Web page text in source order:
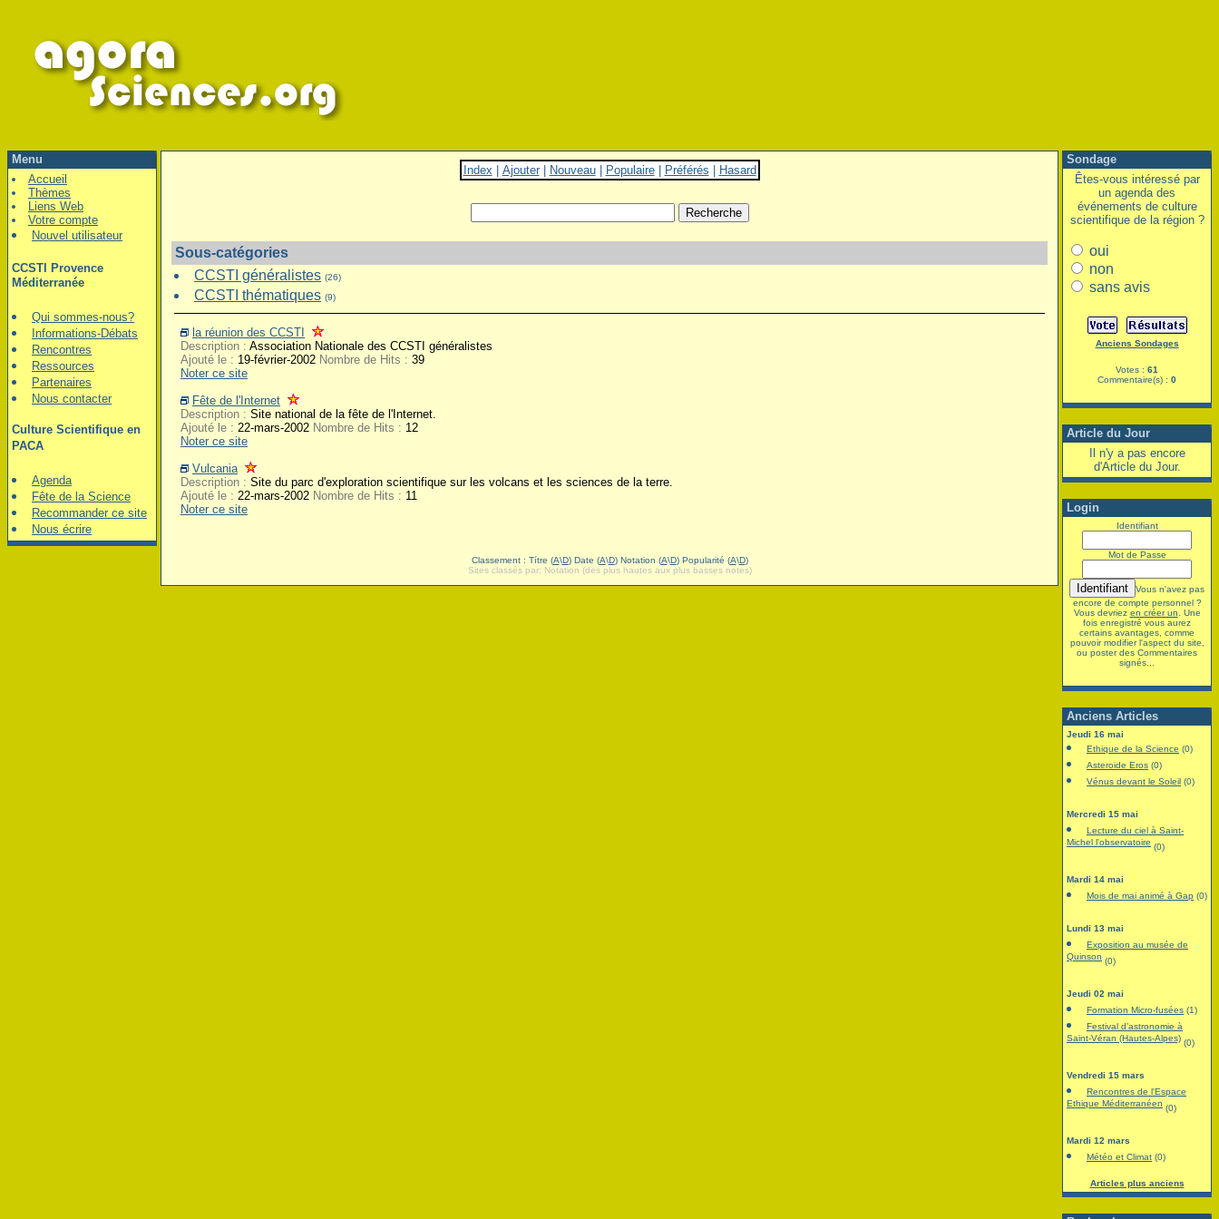
Menu
Accueil
Thèmes
Liens Web
Votre compte
Nouvel utilisateur
CCSTI Provence
Méditerranée
Qui sommes-nous?
Informations-Débats
Rencontres
Ressources
Partenaires
Nous contacter
Culture Scientifique en
PACA
Agenda
Fête de la Science
Recommander ce site
Nous écrire
Index Ajouter Nouveau Populaire Préférés Hasard
Sous-catégories
CCSTI généralistes (26)
CCSTI thématiques (9)
la réunion des CCSTI
Description : Association Nationale des CCSTI généralistes
Ajouté le : 19-février-2002 Nombre de Hits : 39
Noter ce site
Fête de l'Internet
Description : Site national de la fête de l'Internet.
Ajouté le : 22-mars-2002 Nombre de Hits : 12
Noter ce site
Vulcania
Description : Site du parc d'exploration scientifique sur les volcans et les sciences de la terre.
Ajouté le : 22-mars-2002 Nombre de Hits : 11
Noter ce site
Classement : Títre (A\D) Date (A\D) Notation (A\D) Popularité (A\D)
Sites classés par: Notation (des plus hautes aux plus basses notes)
Sondage
Êtes-vous intéressé par
un agenda des
événements de culture
scientifique de la région ?
oui
non
sans avis
Anciens Sondages
Votes : 61
Commentaire(s) : 0
Article du Jour
Il n'y a pas encore
d'Article du Jour.
Login
Identifiant
Mot de Passe
Vous n'avez pas
encore de compte personnel ?
Vous devriez en créer un . Une
fois enregistré vous aurez
certains avantages, comme
pouvoir modifier l'aspect du site,
ou poster des Commentaires
signés...
Anciens Articles
Jeudi 16 mai
Ethique de la Science (0)
Asteroide Eros (0)
Vénus devant le Soleil (0)
Mercredi 15 mai
Lecture du ciel à Saint-
Michel l'observatoire (0)
Mardi 14 mai
Mois de mai animé à Gap (0)
Lundi 13 mai
Exposition au musée de
Quinson (0)
Jeudi 02 mai
Formation Micro-fusées (1)
Festival d’astronomie à
Saint-Véran (Hautes-Alpes) (0)
Vendredi 15 mars
Rencontres de l'Espace
Ethique Méditerranéen (0)
Mardi 12 mars
Météo et Climat (0)
Articles plus anciens